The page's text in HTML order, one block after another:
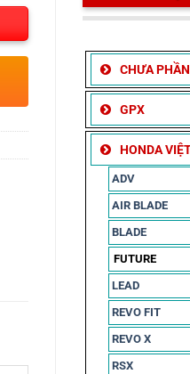
CHƯA
GPX
HONDA
ADV
AIR BLADE
BLADE
FUTURE
LEAD
REVO FIT
REVO X
RSX